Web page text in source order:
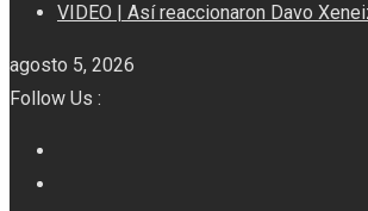
VIDEO | Así reaccionaron Davo
agosto 5, 2026
Follow Us :